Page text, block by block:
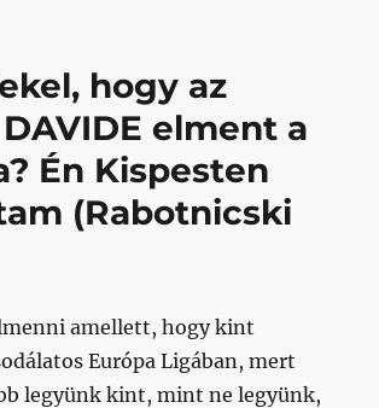
hogy az
DAVIDE elment a
Én Kispesten
(Rabotnicski
amellett, hogy kint
Európa Ligában, mert
legyünk kint, mint ne legyünk,